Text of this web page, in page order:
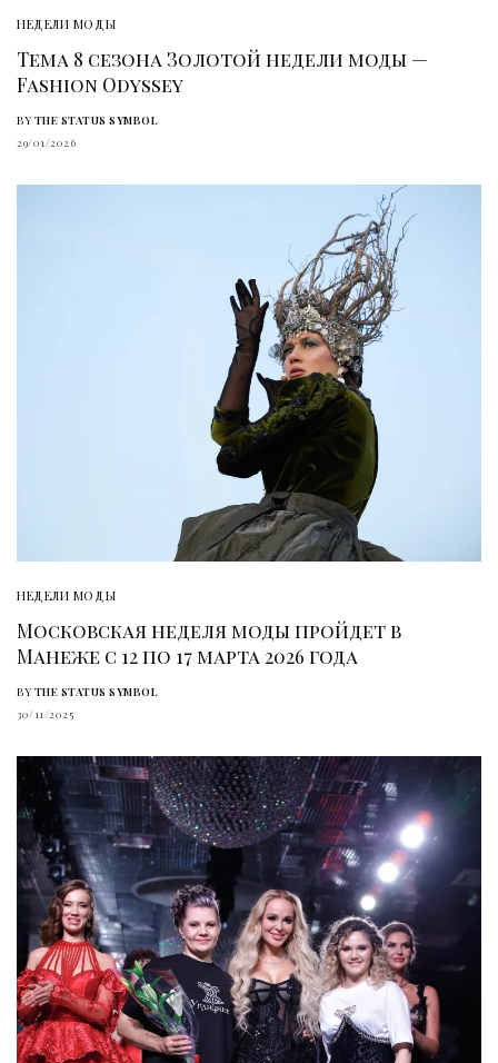
НЕДЕЛИ МОДЫ
Тема 8 сезона Золотой недели моды —
Fashion Odyssey
BY THE STATUS SYMBOL
29/01/2026
НЕДЕЛИ МОДЫ
Московская неделя моды пройдет в
Манеже с 12 по 17 марта 2026 года
BY THE STATUS SYMBOL
30/11/2025